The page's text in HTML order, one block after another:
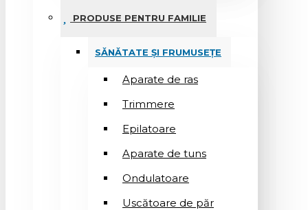
PRODUSE PENTRU FAMILIE
SĂNĂTATE ȘI FRUMUSEȚE
Aparate de ras
Trimmere
Epilatoare
Aparate de tuns
Ondulatoare
Uscătoare de păr